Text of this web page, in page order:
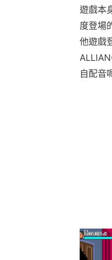
遊戲本
度登場
他遊戲
自配音
《X-